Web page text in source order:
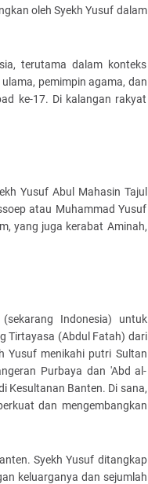
oleh Syekh Yusuf dalam
terutama dalam konteks
pemimpin agama, dan
ke-17. Di kalangan rakyat
Yusuf Abul Mahasin Tajul
atau Muhammad Yusuf
yang juga kerabat Aminah,
Indonesia) untuk
Tirtayasa (Abdul Fatah) dari
Yusuf menikahi putri Sultan
Purbaya dan 'Abd al-
Kesultanan Banten. Di sana,
dan mengembangkan
Syekh Yusuf ditangkap
keluarganya dan sejumlah